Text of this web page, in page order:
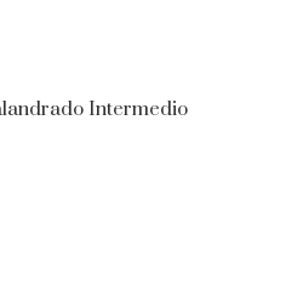
Intermedio